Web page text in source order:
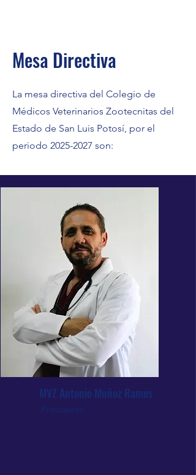
Mesa Directiva
La mesa directiva del Colegio de
Médicos Veterinarios Zootecnitas del
Estado de San Luis Potosí, por el
periodo 2025-2027 son:
MVZ Antonio Muñoz Ramos
Presidente